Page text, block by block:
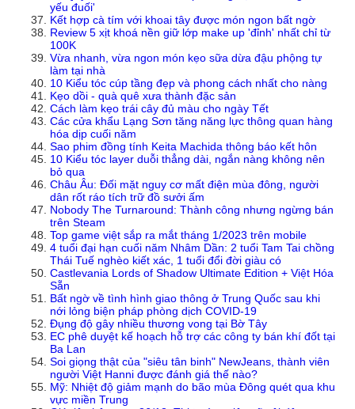
yếu đuối'
Kết hợp cà tím với khoai tây được món ngon bất ngờ
Review 5 xịt khoá nền giữ lớp make up 'đỉnh' nhất chỉ từ
100K
Vừa nhanh, vừa ngon món kẹo sữa dừa đậu phộng tự
làm tại nhà
10 Kiểu tóc cúp tầng đẹp và phong cách nhất cho nàng
Kẹo dồi - quà quê xưa thành đặc sản
Cách làm kẹo trái cây đủ màu cho ngày Tết
Các cửa khẩu Lạng Sơn tăng năng lực thông quan hàng
hóa dịp cuối năm
Sao phim đồng tính Keita Machida thông báo kết hôn
10 Kiểu tóc layer duỗi thẳng dài, ngắn nàng không nên
bỏ qua
Châu Âu: Đối mặt nguy cơ mất điện mùa đông, người
dân rốt ráo tích trữ đồ sưởi ấm
Nobody The Turnaround: Thành công nhưng ngừng bán
trên Steam
Top game việt sắp ra mắt tháng 1/2023 trên mobile
4 tuổi đại hạn cuối năm Nhâm Dần: 2 tuổi Tam Tai chồng
Thái Tuế nghèo kiết xác, 1 tuổi đổi đời giàu có
Castlevania Lords of Shadow Ultimate Edition + Việt Hóa
Sẵn
Bất ngờ về tình hình giao thông ở Trung Quốc sau khi
nới lỏng biện pháp phòng dịch COVID-19
Đụng độ gây nhiều thương vong tại Bờ Tây
EC phê duyệt kế hoạch hỗ trợ các công ty bán khí đốt tại
Ba Lan
Soi giọng thật của "siêu tân binh" NewJeans, thành viên
người Việt Hanni được đánh giá thế nào?
Mỹ: Nhiệt độ giảm mạnh do bão mùa Đông quét qua khu
vực miền Trung